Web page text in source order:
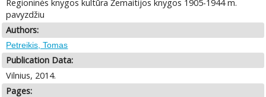
Regioninės knygos kultūra Žemaitijos knygos 1905-1944 m.
pavyzdžiu
Authors:
Petreikis, Tomas
Publication Data:
Vilnius, 2014.
Pages: